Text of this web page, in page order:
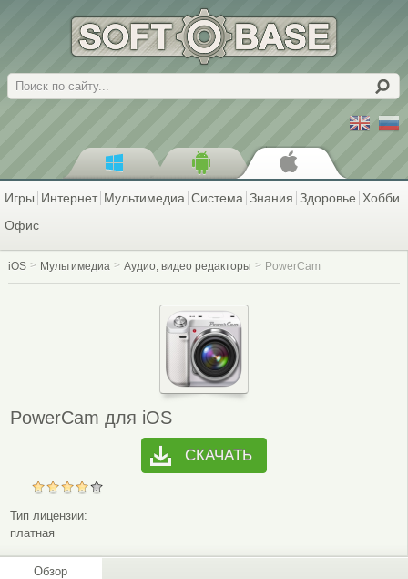
Поиск
Игры Интернет Мультимедиа Система Знания Здоровье Хобби
Офис
iOS Мультимедиа Аудио, видео редакторы PowerCam
PowerCam для iOS
СКАЧАТЬ
Тип лицензии:
платная
Обзор